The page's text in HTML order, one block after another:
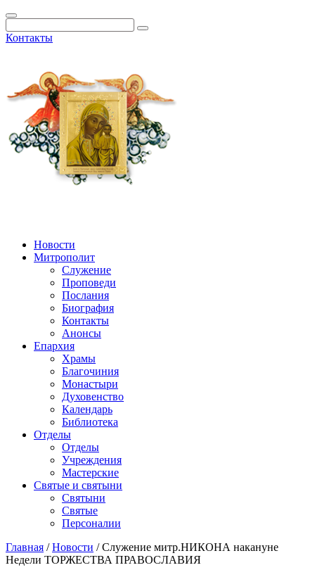
Контакты
Новости
Митрополит
Служение
Проповеди
Послания
Биография
Контакты
Анонсы
Епархия
Храмы
Благочиния
Монастыри
Духовенство
Календарь
Библиотека
Отделы
Отделы
Учреждения
Мастерские
Святые и святыни
Cвятыни
Cвятые
Персоналии
Главная /Новости /Служение митр.НИКОНА накануне
Недели ТОРЖЕСТВА ПРАВОСЛАВИЯ